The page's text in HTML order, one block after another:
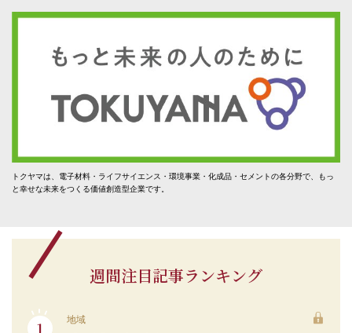
トクヤマは、電子材料・ライフサイエンス・環境事業・化成品・セメントの各分野で、もっ
と幸せな未来をつくる価値創造型企業です。
週間注目記事ランキング
地域